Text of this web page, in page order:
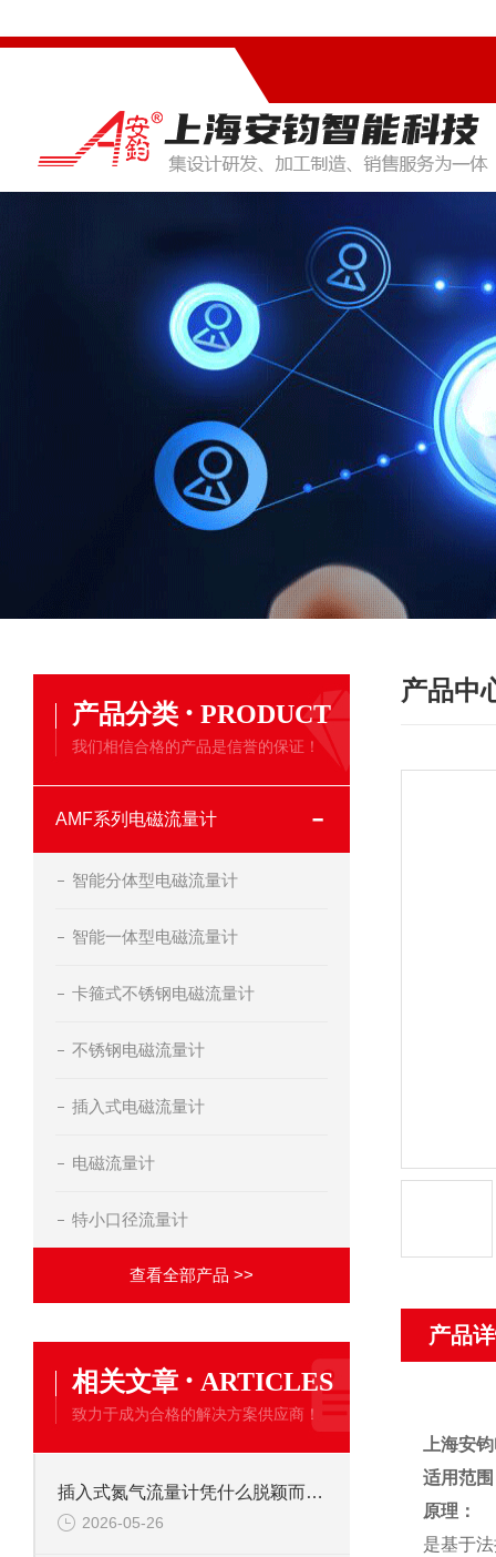
产品分类 · PRODUCT
我们相信合格的产品是信誉的保证！
AMF系列电磁流量计
智能分体型电磁流量计
智能一体型电磁流量计
卡箍式不锈钢电磁流量计
不锈钢电磁流量计
插入式电磁流量计
电磁流量计
特小口径流量计
查看全部产品 >>
相关文章 · ARTICLES
致力于成为合格的解决方案供应商！
插入式氮气流量计凭什么脱颖而出？这组“硬核特点”给出答案
2026-05-26
产品中
产品
上海安
适用范
原理：
是基于